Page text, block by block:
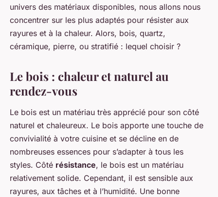
univers des matériaux disponibles, nous allons nous
concentrer sur les plus adaptés pour résister aux
rayures et à la chaleur. Alors, bois, quartz,
céramique, pierre, ou stratifié : lequel choisir ?
Le bois : chaleur et naturel au
rendez-vous
Le bois est un matériau très apprécié pour son côté
naturel et chaleureux. Le bois apporte une touche de
convivialité à votre cuisine et se décline en de
nombreuses essences pour s’adapter à tous les
styles. Côté résistance, le bois est un matériau
relativement solide. Cependant, il est sensible aux
rayures, aux tâches et à l’humidité. Une bonne